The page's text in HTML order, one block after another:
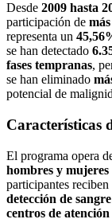
Desde 2009 hasta
participación de
representa un
se han detectado
fases tempranas,
se han eliminado
potencial de
Características
El programa opera
hombres y mujeres
participantes reciben
detección de
centros de